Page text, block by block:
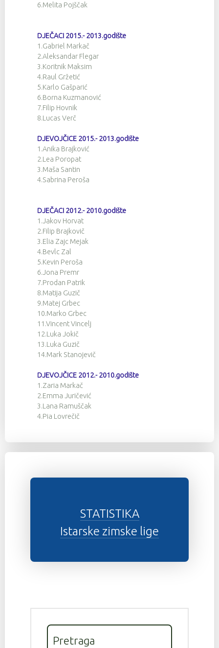
6.Melita Pojščak
DJEČACI 2015.- 2013.godište
1.Gabriel Markač
2.Aleksandar Flegar
3.Koritnik Maksim
4.Raul Gržetić
5.Karlo Gašparić
6.Borna Kuzmanović
7.Filip Hovnik
8.Lucas Verč
DJEVOJČICE 2015.- 2013.godište
1.Anika Brajković
2.Lea Poropat
3.Maša Santin
4.Sabrina Peroša
DJEČACI 2012.- 2010.godište
1.Jakov Horvat
2.Filip Brajkovič
3.Elia Zajc Mejak
4.Bevlc Zal
5.Kevin Peroša
6.Jona Premr
7.Prodan Patrik
8.Matija Guzič
9.Matej Grbec
10.Marko Grbec
11.Vincent Vincelj
12.Luka Jokič
13.Luka Guzič
14.Mark Stanojevič
DJEVOJČICE 2012.- 2010.godište
1.Zaria Markač
2.Emma Juričević
3.Lana Ramuščak
4.Pia Lovrečič
STATISTIKA
Istarske zimske lige
Pretraga